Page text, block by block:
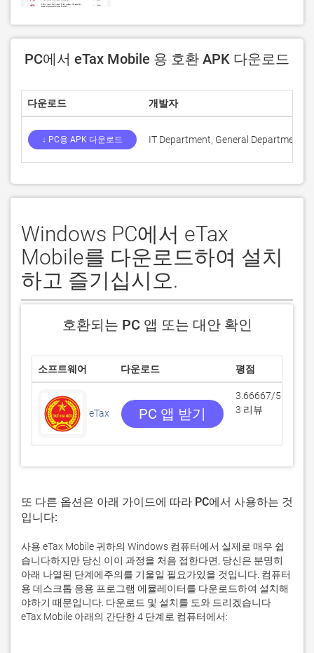
PC에서 eTax Mobile 용 호환 APK 다운로드
다운로드 개발자
↓ PC용 APK 다운로드 IT Department, General Department
Windows PC에서 eTax
Mobile를 다운로드하여 설치
하고 즐기십시오.
호환되는 PC 앱 또는 대안 확인
소프트웨어 다운로드 평점
eTax PC 앱 받기
3.66667/5
3 리뷰
또 다른 옵션은 아래 가이드에 따라 PC에서 사용하는 것
입니다:
사용 eTax Mobile 귀하의 Windows 컴퓨터에서 실제로 매우 쉽
습니다하지만 당신 이이 과정을 처음 접한다면, 당신은 분명히
아래 나열된 단계에주의를 기울일 필요가있을 것입니다. 컴퓨터
용 데스크톱 응용 프로그램 에뮬레이터를 다운로드하여 설치해
야하기 때문입니다. 다운로드 및 설치를 도와 드리겠습니다
eTax Mobile 아래의 간단한 4 단계로 컴퓨터에서: